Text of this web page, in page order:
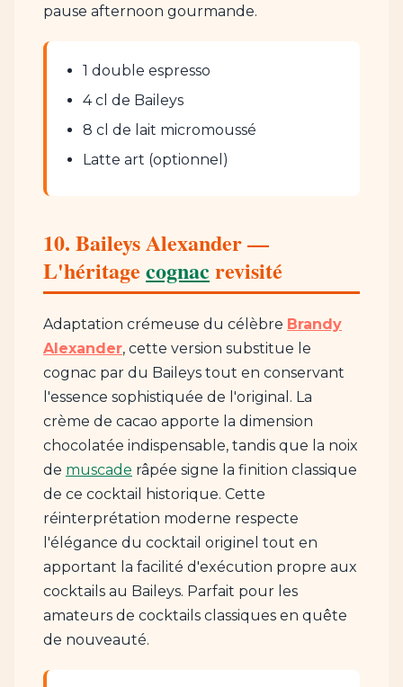
pause afternoon gourmande.
1 double espresso
4 cl de Baileys
8 cl de lait micromoussé
Latte art (optionnel)
10. Baileys Alexander —
L'héritage cognacrevisité
Adaptation crémeuse du célèbre Brandy
Alexander, cette version substitue le
cognac par du Baileys tout en conservant
l'essence sophistiquée de l'original. La
crème de cacao apporte la dimension
chocolatée indispensable, tandis que la noix
de muscade râpée signe la finition classique
de ce cocktail historique. Cette
réinterprétation moderne respecte
l'élégance du cocktail originel tout en
apportant la facilité d'exécution propre aux
cocktails au Baileys. Parfait pour les
amateurs de cocktails classiques en quête
de nouveauté.